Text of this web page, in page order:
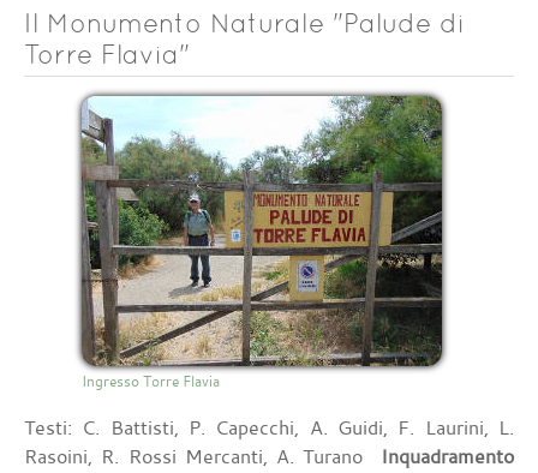
Il Monumento Naturale "Palude di
Torre Flavia"
Ingresso Torre Flavia
Testi: C. Battisti, P. Capecchi, A. Guidi, F. Laurini, L.
Rasoini, R. Rossi Mercanti, A. Turano Inquadramento